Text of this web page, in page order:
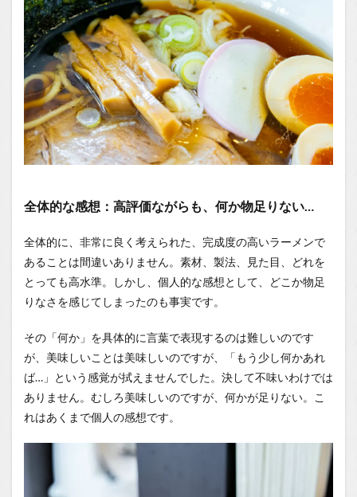
全体的な感想：高評価ながらも、何か物足りない…
全体的に、非常に良く考えられた、完成度の高いラーメンで
あることは間違いありません。素材、製法、見た目、どれを
とっても高水準。しかし、個人的な感想として、どこか物足
りなさを感じてしまったのも事実です。
その「何か」を具体的に言葉で表現するのは難しいのです
が、美味しいことは美味しいのですが、「もう少し何かあれ
ば…」という感覚が拭えませんでした。決して不味いわけでは
ありません。むしろ美味しいのですが、何かが足りない。こ
れはあくまで個人の感想です。